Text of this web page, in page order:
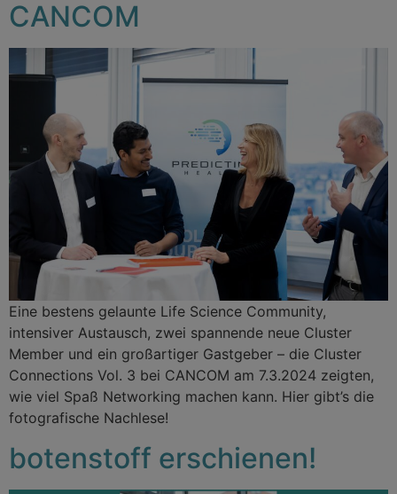
CANCOM
Eine bestens gelaunte Life Science Community,
intensiver Austausch, zwei spannende neue Cluster
Member und ein großartiger Gastgeber – die Cluster
Connections Vol. 3 bei CANCOM am 7.3.2024 zeigten,
wie viel Spaß Networking machen kann. Hier gibt’s die
fotografische Nachlese!
botenstoff erschienen!